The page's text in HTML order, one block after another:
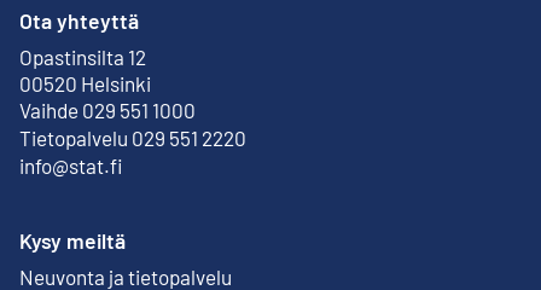
Ota yhteyttä
Opastinsilta 12
00520 Helsinki
Ulkoinen linkki
Vaihde 029 551 1000
Tietopalvelu 029 551 2220
info@stat.fi
Kysy meiltä
Neuvonta ja tietopalvelu